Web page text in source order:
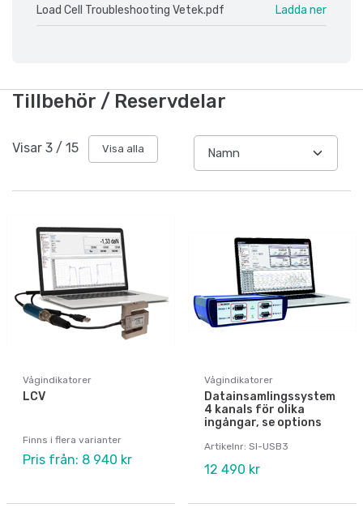
Load Cell Troubleshooting Vetek.pdf Ladda ner
Tillbehör / Reservdelar
Visar 3 / 15 Visa alla
Vågindikatorer
LCV
Finns i flera varianter
Pris från: 8 940 kr
Vågindikatorer
Datainsamlingssystem
4 kanals för olika
ingångar, se options
Artikelnr: SI-USB3
12 490 kr